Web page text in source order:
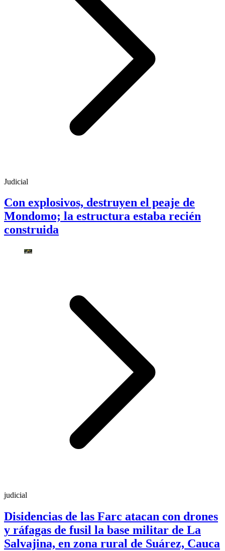
Judicial
Con explosivos, destruyen el peaje de
Mondomo; la estructura estaba recién
construida
judicial
Disidencias de las Farc atacan con drones
y ráfagas de fusil la base militar de La
Salvajina, en zona rural de Suárez, Cauca